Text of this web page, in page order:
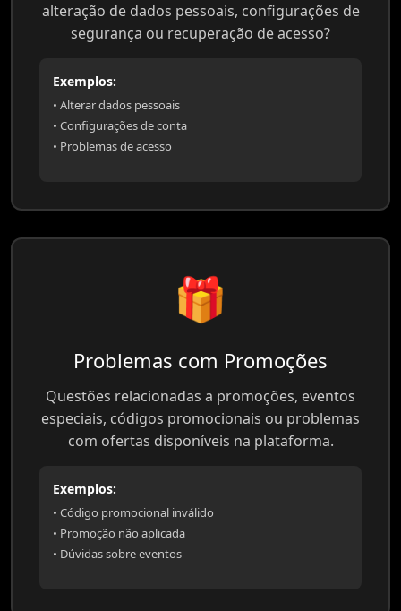
alteração de dados pessoais, configurações de
segurança ou recuperação de acesso?
Exemplos:
• Alterar dados pessoais
• Configurações de conta
• Problemas de acesso
🎁
Problemas com Promoções
Questões relacionadas a promoções, eventos
especiais, códigos promocionais ou problemas
com ofertas disponíveis na plataforma.
Exemplos:
• Código promocional inválido
• Promoção não aplicada
• Dúvidas sobre eventos